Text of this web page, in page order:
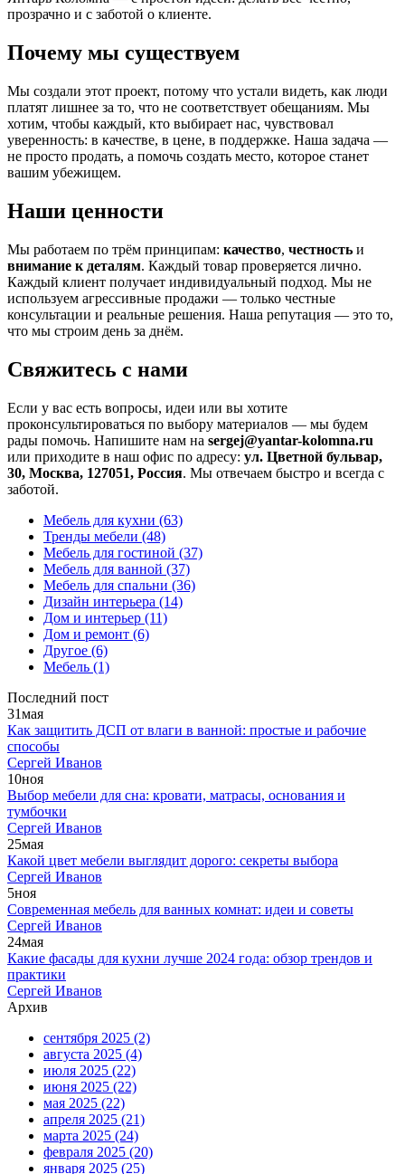
прозрачно и с заботой о клиенте.
Почему мы существуем
Мы создали этот проект, потому что устали видеть, как люди
платят лишнее за то, что не соответствует обещаниям. Мы
хотим, чтобы каждый, кто выбирает нас, чувствовал
уверенность: в качестве, в цене, в поддержке. Наша задача —
не просто продать, а помочь создать место, которое станет
вашим убежищем.
Наши ценности
Мы работаем по трём принципам: качество, честность и
внимание к деталям. Каждый товар проверяется лично.
Каждый клиент получает индивидуальный подход. Мы не
используем агрессивные продажи — только честные
консультации и реальные решения. Наша репутация — это то,
что мы строим день за днём.
Свяжитесь с нами
Если у вас есть вопросы, идеи или вы хотите
проконсультироваться по выбору материалов — мы будем
рады помочь. Напишите нам на sergej@yantar-kolomna.ru
или приходите в наш офис по адресу: ул. Цветной бульвар,
30, Москва, 127051, Россия. Мы отвечаем быстро и всегда с
заботой.
Мебель для кухни (63)
Тренды мебели (48)
Мебель для гостиной (37)
Мебель для ванной (37)
Мебель для спальни (36)
Дизайн интерьера (14)
Дом и интерьер (11)
Дом и ремонт (6)
Другое (6)
Мебель (1)
Последний пост
31мая
Как защитить ДСП от влаги в ванной: простые и рабочие
способы
Сергей Иванов
10ноя
Выбор мебели для сна: кровати, матрасы, основания и
тумбочки
Сергей Иванов
25мая
Какой цвет мебели выглядит дорого: секреты выбора
Сергей Иванов
5ноя
Современная мебель для ванных комнат: идеи и советы
Сергей Иванов
24мая
Какие фасады для кухни лучше 2024 года: обзор трендов и
практики
Сергей Иванов
Архив
сентября 2025 (2)
августа 2025 (4)
июля 2025 (22)
июня 2025 (22)
мая 2025 (22)
апреля 2025 (21)
марта 2025 (24)
февраля 2025 (20)
января 2025 (25)